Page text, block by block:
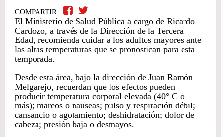
COMPARTIR
El Ministerio de Salud Pública a cargo de Ricardo
Cardozo, a través de la Dirección de la Tercera
Edad, recomienda cuidar a los adultos mayores ante
las altas temperaturas que se pronostican para esta
temporada.
Desde esta área, bajo la dirección de Juan Ramón
Melgarejo, recuerdan que los efectos pueden
producir temperatura corporal elevada (40° C o
más); mareos o nauseas; pulso y respiración débil;
cansancio o agotamiento; deshidratación; dolor de
cabeza; presión baja o desmayos.